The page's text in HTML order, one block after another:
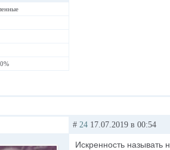
# 24 17.07.2019 в 00:54
Искренность